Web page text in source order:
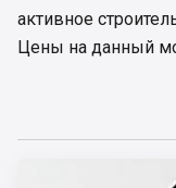
активное
Цены на данный